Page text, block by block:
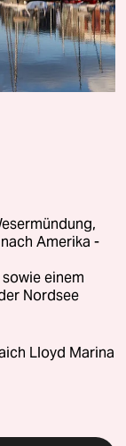
Amerika -
einem
Nordsee
Lloyd Marina